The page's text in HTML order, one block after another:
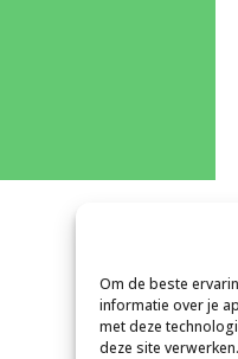
Om de beste
informatie over je
met deze
deze site